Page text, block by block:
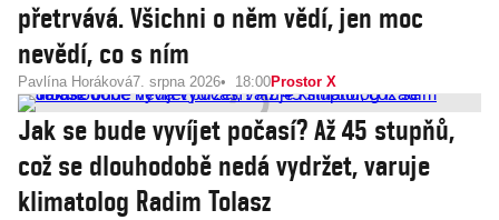
přetrvává. Všichni o něm vědí, jen moc
nevědí, co s ním
Pavlína Horáková7. srpna 2026 18:00Prostor X
Jak se bude vyvíjet počasí? Až 45 stupňů,
což se dlouhodobě nedá vydržet, varuje
klimatolog Radim Tolasz